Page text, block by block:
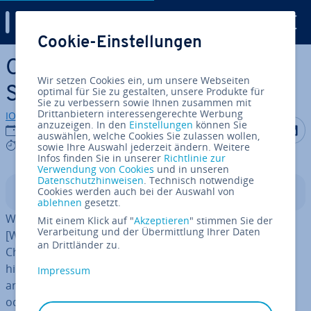
Zum Haupt­in­halt springen
Chrome­book-Screen­shot:
Schritt für Schritt erklärt
IONOS Redaktion
18.01.2023
3 mins
Auf Auf
In­halts­ver­zeich­nis
Was unter Windows mit dem gängigen Shortcut
[Windows] + [Druck] funk­tio­niert, erfordert auf dem
Chrome­book eine kleine Um­stel­lung. Dort kommen
hierzu vor allem die Shortcuts [Strag] + [Fenster
anzeigen] für einen Screen­shot vom ganzen Bild­schirm
oder [Strg] + [Umschalt] + [Fenster anzeigen] für einen
Cookie-Einstellungen
Wir setzen Cookies ein, um unsere Webseiten
optimal für Sie zu gestalten, unsere Produkte für
Sie zu verbessern sowie Ihnen zusammen mit
Drittanbietern interessengerechte Werbung
anzuzeigen. In den Einstellungen können Sie
auswählen, welche Cookies Sie zulassen wollen,
sowie Ihre Auswahl jederzeit ändern. Weitere
Infos finden Sie in unserer Richtlinie zur
Verwendung von Cookies und in unseren
Datenschutzhinweisen. Technisch notwendige
Cookies werden auch bei der Auswahl von
ablehnen gesetzt.
Mit einem Klick auf "Akzeptieren" stimmen Sie der
Verarbeitung und der Übermittlung Ihrer Daten
an Drittländer zu.
Impressum